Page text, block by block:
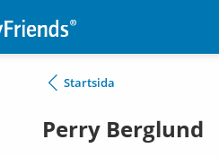
Startsida
Perry Berglund